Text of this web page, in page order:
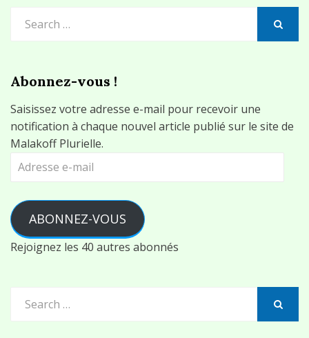
for:
Abonnez-vous !
Saisissez votre adresse e-mail pour recevoir une
notification à chaque nouvel article publié sur le site de
Malakoff Plurielle.
Adresse
ABONNEZ-VOUS
Rejoignez les 40 autres abonnés
for: